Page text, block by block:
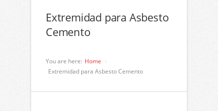
Extremidad para Asbesto
Cemento
You are here: Home
Extremidad para Asbesto Cemento